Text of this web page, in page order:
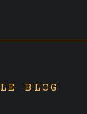
LE BLOG